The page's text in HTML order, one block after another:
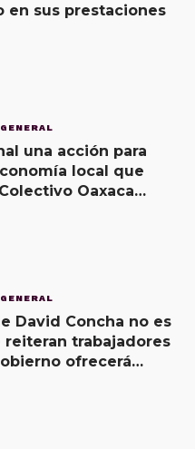
en sus prestaciones
una acción para
local que
Oaxaca
David Concha no es
reiteran trabajadores
ofrecerá